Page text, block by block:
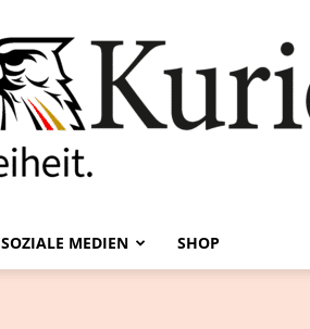
SOZIALE MEDIEN SHOP